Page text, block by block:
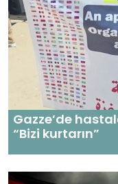
Gazze’de
“Bizi kurtarın”